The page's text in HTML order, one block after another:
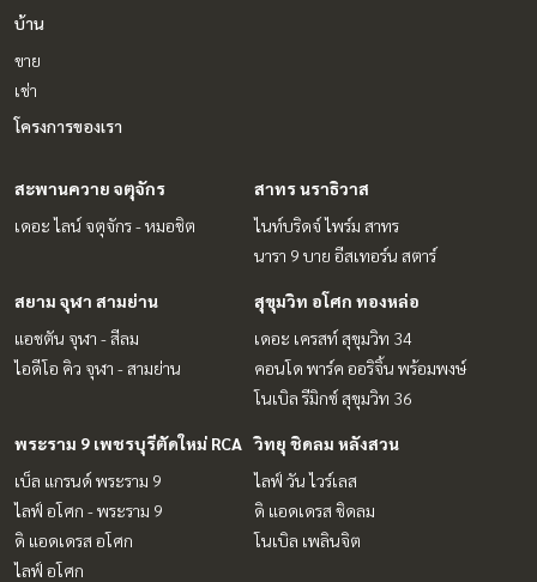
บ้าน
ขาย
เช่า
โครงการของเรา
สะพานควาย จตุจักร
เดอะ ไลน์ จตุจักร - หมอชิต
สาทร นราธิวาส
ไนท์บริดจ์ ไพร์ม สาทร
นารา 9 บาย อีสเทอร์น สตาร์
สยาม จุฬา สามย่าน
แอชตัน จุฬา - สีลม
ไอดีโอ คิว จุฬา - สามย่าน
สุขุมวิท อโศก ทองหล่อ
เดอะ เครสท์ สุขุมวิท 34
คอนโด พาร์ค ออริจิ้น พร้อมพงษ์
โนเบิล รีมิกซ์ สุขุมวิท 36
พระราม 9 เพชรบุรีตัดใหม่ RCA
เบ็ล แกรนด์ พระราม 9
ไลฟ์ อโศก - พระราม 9
ดิ แอดเดรส อโศก
ไลฟ์ อโศก
วิทยุ ชิดลม หลังสวน
ไลฟ์ วัน ไวร์เลส
ดิ แอดเดรส ชิดลม
โนเบิล เพลินจิต